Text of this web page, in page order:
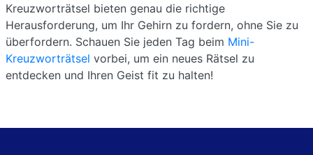
Kreuzworträtsel bieten genau die richtige
Herausforderung, um Ihr Gehirn zu fordern, ohne Sie zu
überfordern. Schauen Sie jeden Tag beim Mini-
Kreuzworträtsel vorbei, um ein neues Rätsel zu
entdecken und Ihren Geist fit zu halten!